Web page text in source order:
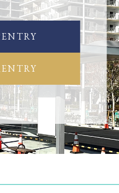
ENTRY
ENTRY